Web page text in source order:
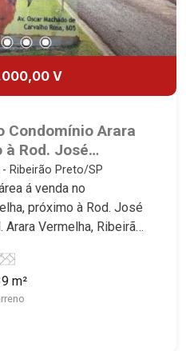
V
Condomínio Arara
Rod. José
Preto/SP.
Ribeirão Preto/SP
á venda no
próximo à Rod. José
Arara Vermelha, Ribeirão
imóvel que a Martinelli
de área
fechado - Portaria
m²